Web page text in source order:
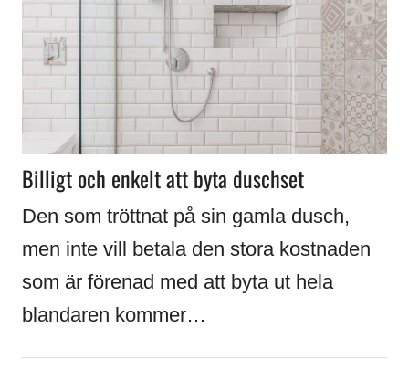
Billigt och enkelt att byta duschset
Den som tröttnat på sin gamla dusch,
men inte vill betala den stora kostnaden
som är förenad med att byta ut hela
blandaren kommer…